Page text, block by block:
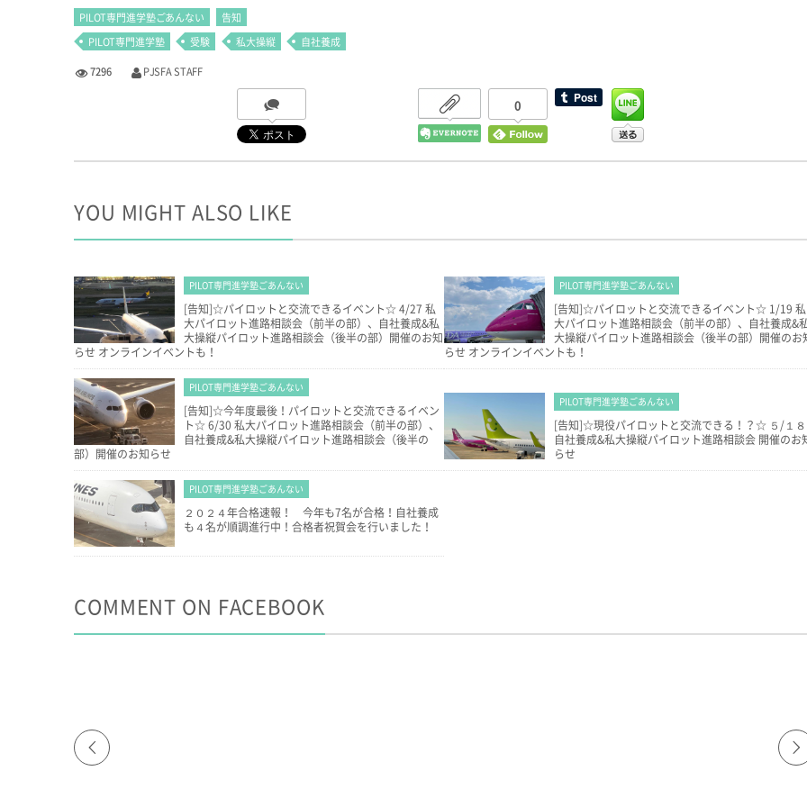
PILOT専門進学塾ごあんない
告知
PILOT専門進学塾
受験 私大操縦
自社養成
7296
PJSFA STAFF
0
YOU MIGHT ALSO LIKE
PILOT専門進学塾ごあんない
[告知]☆パイロットと交流できるイベント☆ 4/27 私
大パイロット進路相談会（前半の部）、自社養成&私
大操縦パイロット進路相談会（後半の部）開催のお知
らせ オンラインイベントも！
PILOT専門進学塾ごあんない
[告知]☆パイロットと交流できるイベント☆ 1/19 私
大パイロット進路相談会（前半の部）、自社養成&
大操縦パイロット進路相談会（後半の部）開催のお
らせ オンラインイベントも！
PILOT専門進学塾ごあんない
[告知]☆今年度最後！パイロットと交流できるイベン
ト☆ 6/30 私大パイロット進路相談会（前半の部）、
自社養成&私大操縦パイロット進路相談会（後半の
部）開催のお知らせ
PILOT専門進学塾ごあんない
[告知]☆現役パイロットと交流できる！？☆ ５/１８
自社養成&私大操縦パイロット進路相談会 開催のお
らせ
PILOT専門進学塾ごあんない
２０２４年合格速報！ 今年も7名が合格！自社養成
も４名が順調進行中！合格者祝賀会を行いました！
COMMENT ON FACEBOOK